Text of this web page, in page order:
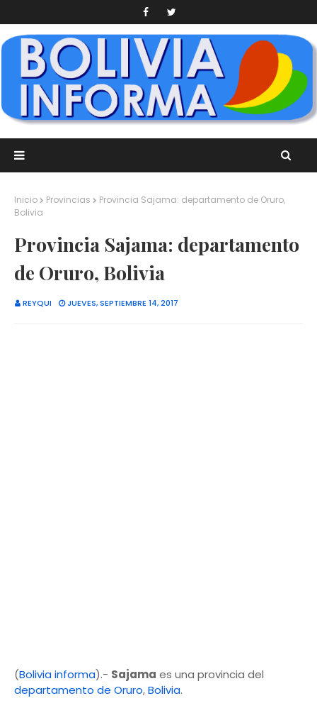
Inicio Provincias
Provincia Sajama: departamento de Oruro,
Bolivia
Provincia Sajama: departamento
de Oruro, Bolivia
REYQUI JUEVES, SEPTIEMBRE 14, 2017
(Bolivia informa).- Sajama es una provincia del
departamento de Oruro,Bolivia.